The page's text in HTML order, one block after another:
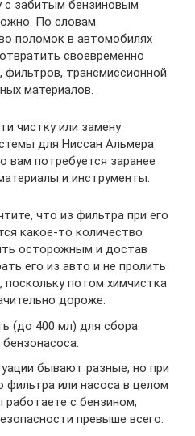
с забитым бензиновым
По словам
поломок в автомобилях
своевременно
трансмиссионной
материалов.
чистку или замену
для Ниссан Альмера
вам потребуется заранее
и инструменты:
что из фильтра при его
какое-то количество
осторожным и достав
его из авто и не пролить
поскольку потом химчистка
дороже.
(до 400 мл) для сбора
бывают разные, но при
фильтра или насоса в целом
с бензином,
превыше всего.